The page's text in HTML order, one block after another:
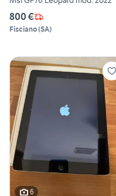
800 €
Fisciano(SA)
6